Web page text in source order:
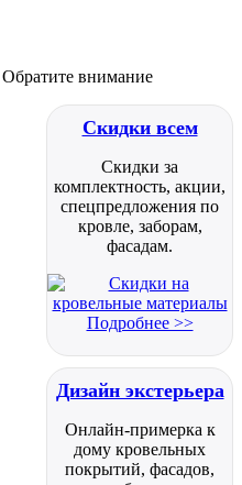
Обратите внимание
Скидки всем
Скидки за
комплектность, акции,
спецпредложения по
кровле, заборам,
фасадам.
Подробнее >>
Дизайн экстерьера
Онлайн-примерка к
дому кровельных
покрытий, фасадов,